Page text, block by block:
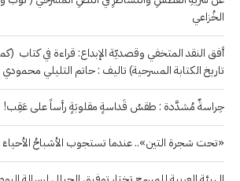
الخُزاعي
أفق النقد المتخفي وقصديّة الإبداع: قراءة في كتاب
تاريخ الكتابة المسرحية) تاليف : حاتم التليلي محمودي
حِراسةٌ مُشدَّدة : طقسُ قَداسةٍ مقلوبَةٍ رأساً على عَقِب!
«تحت شجرة التين».. عندما تستجوب الأشباحُ الأحياءَ